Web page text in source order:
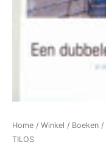
Home / Winkel / Boeken /
TILOS